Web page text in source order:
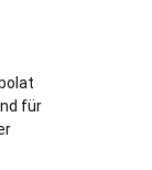
für